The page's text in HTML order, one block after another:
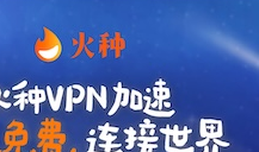
支持 [0] 反对 [0]